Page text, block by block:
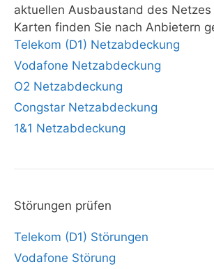
aktuellen Ausbaustand des Netzes
Karten finden Sie nach Anbietern
Telekom (D1) Netzabdeckung
Vodafone Netzabdeckung
O2 Netzabdeckung
Congstar Netzabdeckung
1&1 Netzabdeckung
Störungen prüfen
Telekom (D1) Störungen
Vodafone Störung